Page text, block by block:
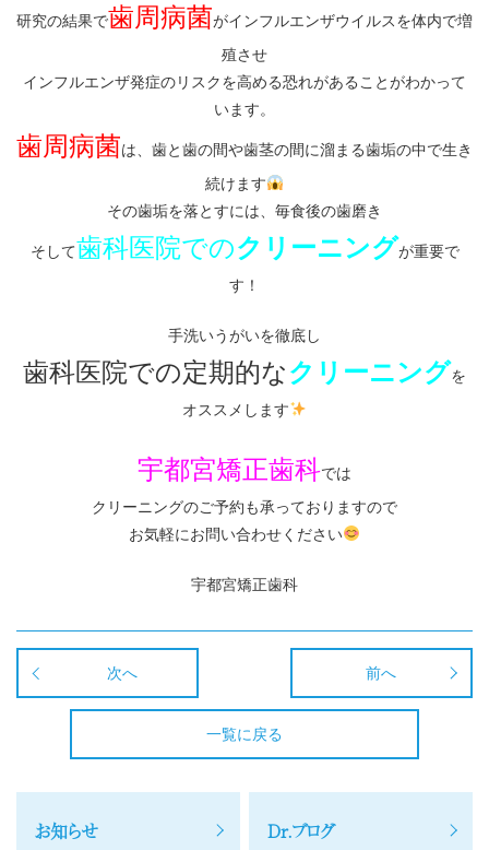
研究の結果で歯周病菌がインフルエンザウイルスを体内で増
殖させ
インフルエンザ発症のリスクを高める恐れがあることがわかって
います。
歯周病菌は、歯と歯の間や歯茎の間に溜まる歯垢の中で生き
続けます
その歯垢を落とすには、毎食後の歯磨き
そして歯科医院でのクリーニングが重要で
す！
手洗いうがいを徹底し
歯科医院での定期的なクリーニングを
オススメします
宇都宮矯正歯科では
クリーニングのご予約も承っておりますので
お気軽にお問い合わせください
宇都宮矯正歯科
次へ 前へ
一覧に戻る
お知らせ Dr.ブログ